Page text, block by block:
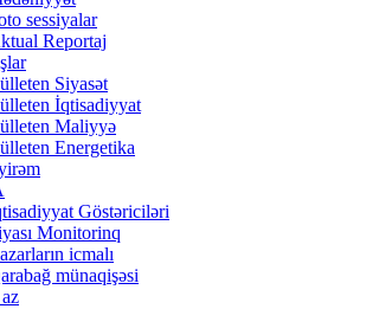
sessiyalar
Reportaj
Siyasət
İqtisadiyyat
Maliyyə
Energetika
Göstəriciləri
Monitorinq
icmalı
münaqişəsi